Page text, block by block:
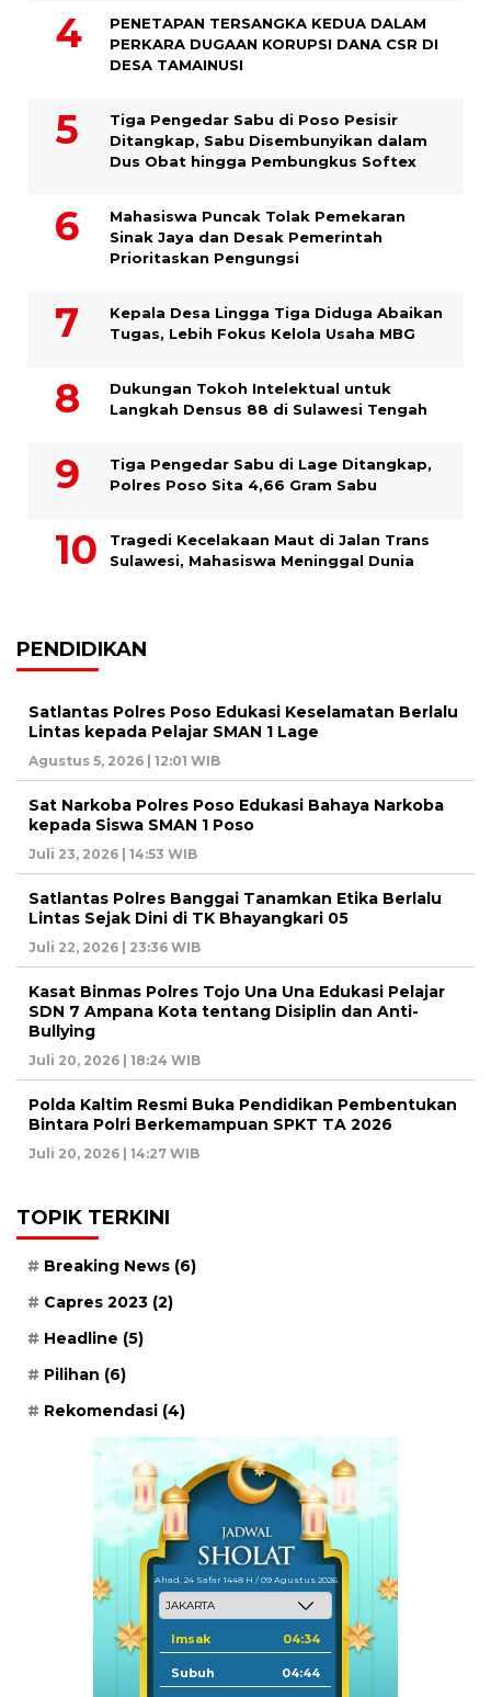
PENETAPAN TERSANGKA KEDUA DALAM
PERKARA DUGAAN KORUPSI DANA CSR DI
DESA TAMAINUSI
Tiga Pengedar Sabu di Poso Pesisir
Ditangkap, Sabu Disembunyikan dalam
Dus Obat hingga Pembungkus Softex
Mahasiswa Puncak Tolak Pemekaran
Sinak Jaya dan Desak Pemerintah
Prioritaskan Pengungsi
Kepala Desa Lingga Tiga Diduga Abaikan
Tugas, Lebih Fokus Kelola Usaha MBG
Dukungan Tokoh Intelektual untuk
Langkah Densus 88 di Sulawesi Tengah
Tiga Pengedar Sabu di Lage Ditangkap,
Polres Poso Sita 4,66 Gram Sabu
Tragedi Kecelakaan Maut di Jalan Trans
Sulawesi, Mahasiswa Meninggal Dunia
PENDIDIKAN
Satlantas Polres Poso Edukasi Keselamatan Berlalu
Lintas kepada Pelajar SMAN 1 Lage
Agustus 5, 2026 | 12:01 WIB
Sat Narkoba Polres Poso Edukasi Bahaya Narkoba
kepada Siswa SMAN 1 Poso
Juli 23, 2026 | 14:53 WIB
Satlantas Polres Banggai Tanamkan Etika Berlalu
Lintas Sejak Dini di TK Bhayangkari 05
Juli 22, 2026 | 23:36 WIB
Kasat Binmas Polres Tojo Una Una Edukasi Pelajar
SDN 7 Ampana Kota tentang Disiplin dan Anti-
Bullying
Juli 20, 2026 | 18:24 WIB
Polda Kaltim Resmi Buka Pendidikan Pembentukan
Bintara Polri Berkemampuan SPKT TA 2026
Juli 20, 2026 | 14:27 WIB
TOPIK TERKINI
Breaking News (6)
Capres 2023 (2)
Headline (5)
Pilihan (6)
Rekomendasi (4)
Ahad, 24 Safar 1448 H / 09 Agustus 2026
Imsak 04:34
Subuh 04:44